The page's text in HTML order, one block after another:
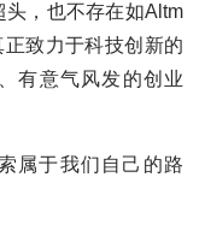
，也不存在如Altm
致力于科技创新的
有意气风发的创业
属于我们自己的路